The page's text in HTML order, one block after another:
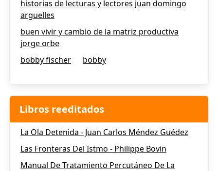
historias de lecturas y lectores juan domingo
arguelles
buen vivir y cambio de la matriz productiva
jorge orbe
bobby fischer
bobby
Libros reeditados
La Ola Detenida - Juan Carlos Méndez Guédez
Las Fronteras Del Istmo - Philippe Bovin
Manual De Tratamiento Percutáneo De La